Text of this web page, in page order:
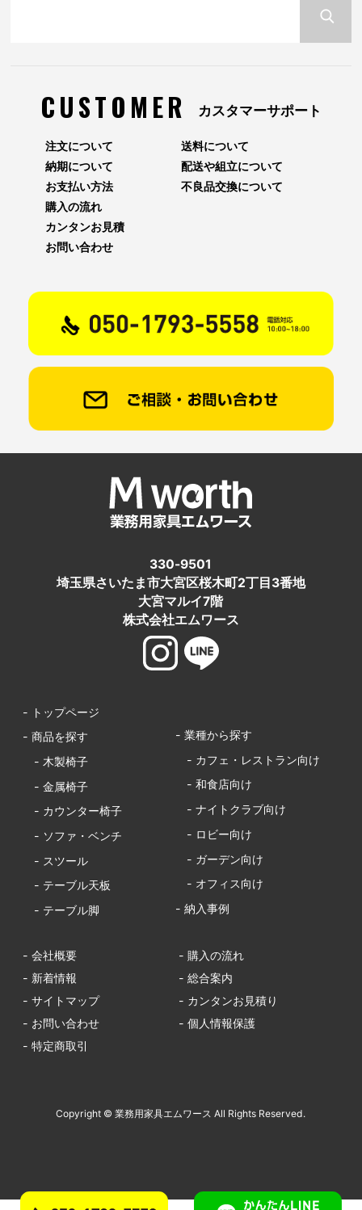
CUSTOMER カスタマーサポート
注文について
納期について
お支払い方法
送料について
配送や組立について
不良品交換について
購入の流れ
カンタンお見積
お問い合わせ
330-9501
埼玉県さいたま市大宮区桜木町2丁目3番地
大宮マルイ7階
株式会社エムワース
- トップページ
- 商品を探す
- 木製椅子
- 金属椅子
- カウンター椅子
- ソファ・ベンチ
- スツール
- テーブル天板
- テーブル脚
- 業種から探す
- カフェ・レストラン向け
- 和食店向け
- ナイトクラブ向け
- ロビー向け
- ガーデン向け
- オフィス向け
- 納入事例
- 会社概要
- 購入の流れ
- 新着情報
- 総合案内
- サイトマップ
- カンタンお見積り
- お問い合わせ
- 個人情報保護
- 特定商取引
Copyright © 業務用家具エムワース All Rights Reserved.